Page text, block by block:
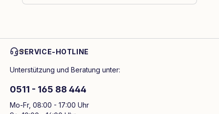
SERVICE-HOTLINE
Unterstützung und Beratung unter:
0511 - 165 88 444
Mo-Fr, 08:00 - 17:00 Uhr